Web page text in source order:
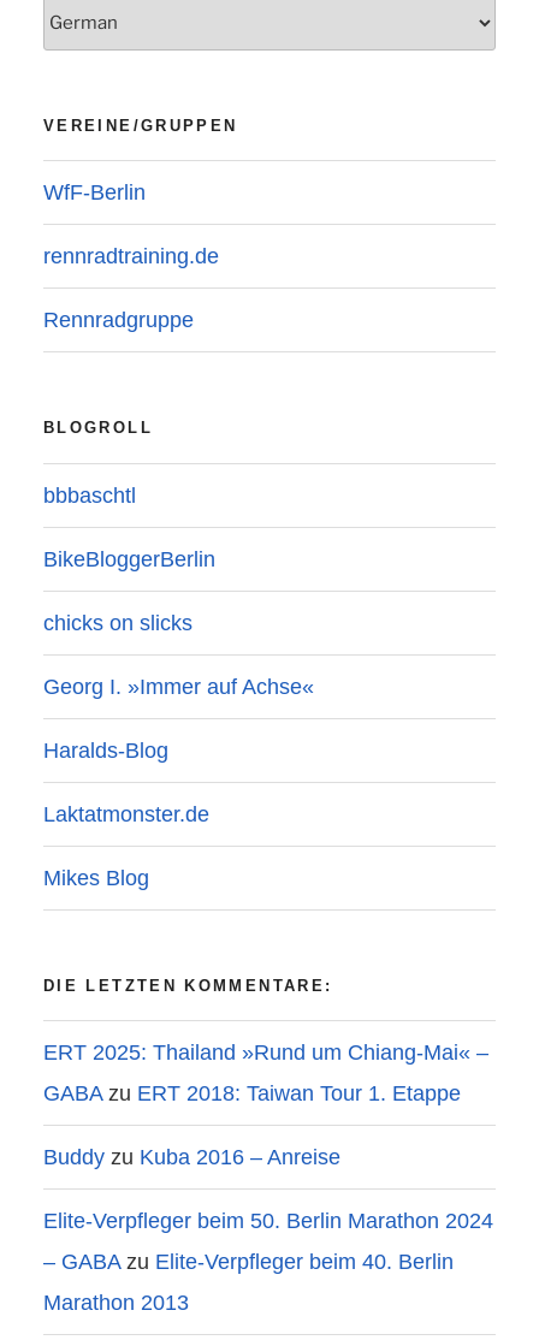
VEREINE/GRUPPEN
WfF-Berlin
rennradtraining.de
Rennradgruppe
BLOGROLL
bbbaschtl
BikeBloggerBerlin
chicks on slicks
Georg I. »Immer auf Achse«
Haralds-Blog
Laktatmonster.de
Mikes Blog
DIE LETZTEN KOMMENTARE:
ERT 2025: Thailand »Rund um Chiang-Mai« –
GABAzu ERT 2018: Taiwan Tour 1. Etappe
Buddy zu Kuba 2016 – Anreise
Elite-Verpfleger beim 50. Berlin Marathon 2024
– GABAzu Elite-Verpfleger beim 40. Berlin
Marathon 2013